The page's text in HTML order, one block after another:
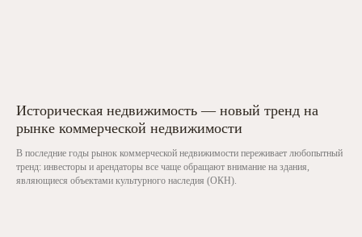
Историческая недвижимость — новый тренд на
рынке коммерческой недвижимости
В последние годы рынок коммерческой недвижимости переживает любопытный
тренд: инвесторы и арендаторы все чаще обращают внимание на здания,
являющиеся объектами культурного наследия (ОКН).